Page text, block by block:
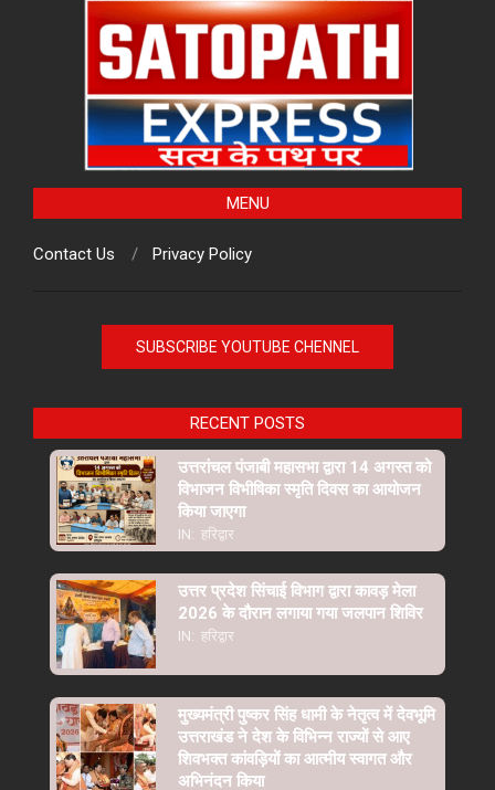
MENU
Contact Us Privacy Policy
SUBSCRIBE YOUTUBE CHENNEL
RECENT POSTS
उत्तरांचल पंजाबी महासभा द्वारा 14 अगस्त को
विभाजन विभीषिका स्मृति दिवस का आयोजन
किया जाएगा
IN: हरिद्वार
उत्तर प्रदेश सिंचाई विभाग द्वारा कावड़ मेला
2026 के दौरान लगाया गया जलपान शिविर
IN: हरिद्वार
मुख्यमंत्री पुष्कर सिंह धामी के नेतृत्व में देवभूमि
उत्तराखंड ने देश के विभिन्न राज्यों से आए
शिवभक्त कांवड़ियों का आत्मीय स्वागत और
अभिनंदन किया